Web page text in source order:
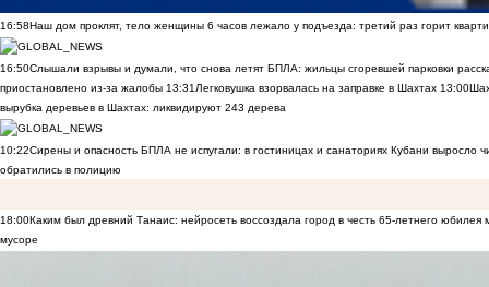
16:58Наш дом проклят, тело женщины 6 часов лежало у подъезда: третий раз горит
16:50Слышали взрывы и думали, что снова летят БПЛА: жильцы сгоревшей парковки
приостановлено из-за жалобы 13:31 Легковушка взорвалась на заправке в Шахтах 13:00
вырубка деревьев в Шахтах: ликвидируют 243 дерева
10:22Сирены и опасность БПЛА не испугали: в гостиницах и санаториях Кубани выросло
обратились в полицию
18:00Каким был древний Танаис: нейросеть воссоздала город в честь 65-летнего юбилея
мусоре